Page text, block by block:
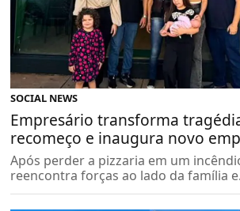
SOCIAL NEWS
Empresário transforma
recomeço e inaugura novo
Após perder a pizzaria em um
reencontra forças ao lado da família